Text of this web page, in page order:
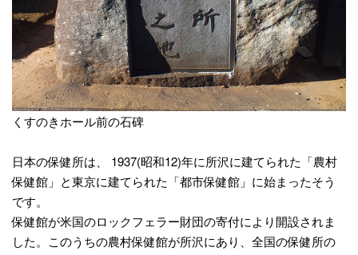
くすのきホール前の石碑
日本の保健所は、 1937(昭和12)年に所沢に建てられた「農村
保健館」と東京に建てられた「都市保健館」に始まったそう
です。
保健館が米国のロックフェラー財団の寄付により開設されま
した。このうちの農村保健館が所沢にあり、全国の保健所の